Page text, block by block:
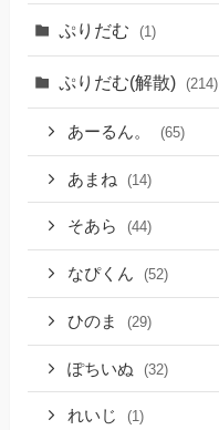
ぷりだむ (1)
ぷりだむ(解散) (214)
あーるん。 (65)
あまね (14)
そあら (44)
なぴくん (52)
ひのま (29)
ぽちいぬ (32)
れいじ (1)